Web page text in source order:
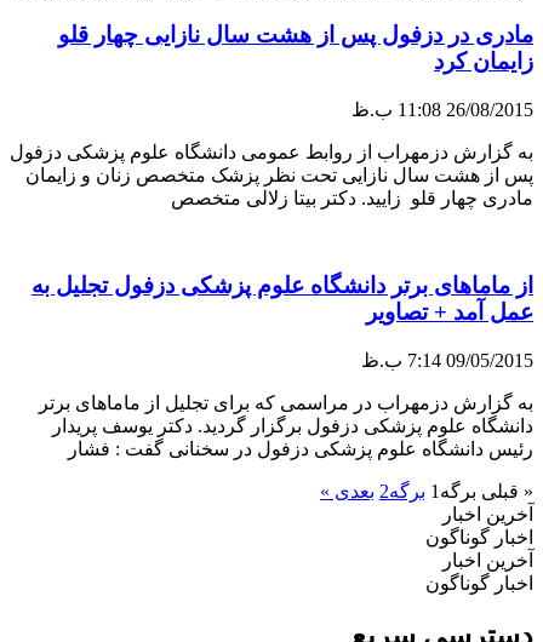
مادری در دزفول پس از هشت سال نازایی چهار قلو
زایمان کرد
26/08/2015 11:08 ب.ظ
به گزارش دزمهراب از روابط عمومی دانشگاه علوم پزشکی دزفول
پس از هشت سال نازایی تحت نظر پزشک متخصص زنان و زایمان
مادری چهار قلو زایید. دکتر بیتا زلالی متخصص
از ماماهای برتر دانشگاه علوم پزشکی دزفول تجلیل به
عمل آمد + تصاویر
09/05/2015 7:14 ب.ظ
به گزارش دزمهراب در مراسمی که برای تجلیل از ماماهای برتر
دانشگاه علوم پزشکی دزفول برگزار گردید. دکتر یوسف پریدار
رئیس دانشگاه علوم پزشکی دزفول در سخنانی گفت : فشار
« قبلی برگه 1 برگه2 بعدی »
آخرین اخبار
اخبار گوناگون
آخرین اخبار
اخبار گوناگون